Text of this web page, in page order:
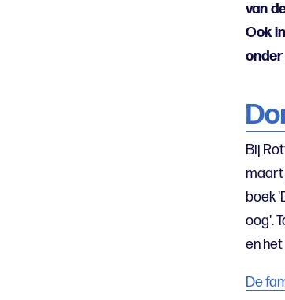
van
Ook
Bij
maart
boek
oog'.
en
De